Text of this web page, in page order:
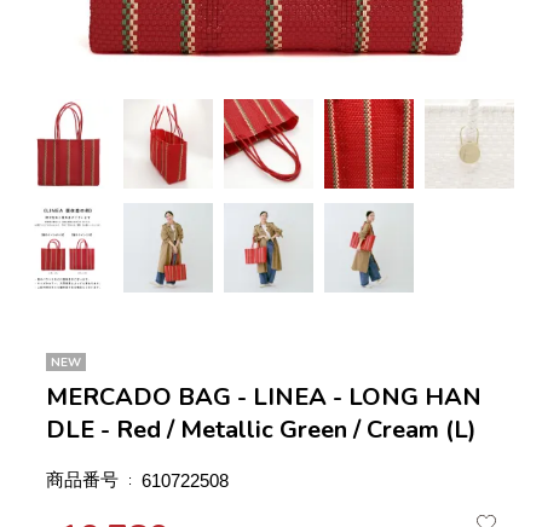
NEW
MERCADO BAG - LINEA - LONG HAN
DLE - Red / Metallic Green / Cream (L)
商品番号 610722508